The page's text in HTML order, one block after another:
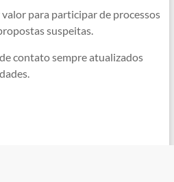
para participar de processos
suspeitas.
contato sempre atualizados